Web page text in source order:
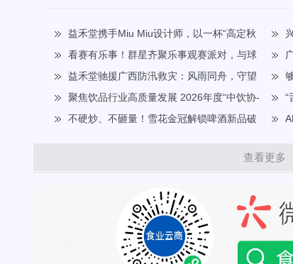
益禾堂携手Miu Miu设计师，以一杯“高定秋
奶”重新定义秋天仪式感
种草
看赛有乐事！群星齐聚乐事观赛派对，与球
迷共迎FIFA世界杯冠军时刻
年产
​益禾堂驰援广西防汛救灾：风雨同舟，守望
平安！
酒新
聚焦饮品行业高质量发展 2026年度“中饮协-
康师傅杯”华北五省大学生饮料创新大赛启动
“
如何
不硬炒、不砸量！雪花金冠解锁啤酒新品破
查看更多